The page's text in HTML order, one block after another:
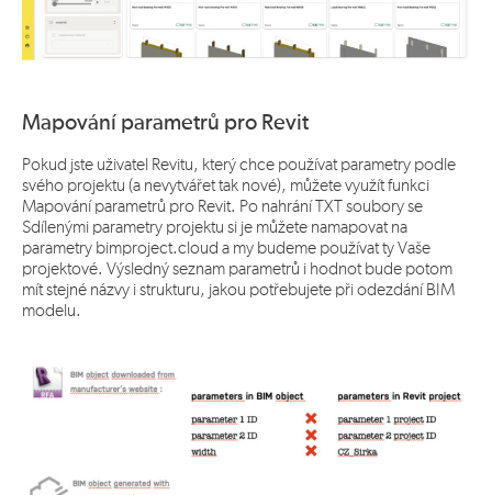
Mapování parametrů pro Revit
Pokud jste uživatel Revitu, který chce používat parametry podle
svého projektu (a nevytvářet tak nové), můžete využít funkci
Mapování parametrů pro Revit. Po nahrání TXT soubory se
Sdílenými parametry projektu si je můžete namapovat na
parametry bimproject.cloud a my budeme používat ty Vaše
projektové. Výsledný seznam parametrů i hodnot bude potom
mít stejné názvy i strukturu, jakou potřebujete při odezdání BIM
modelu.